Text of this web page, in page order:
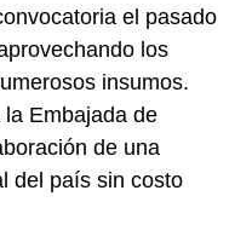
el pasado
los
insumos.
Embajada de
de una
del país sin costo